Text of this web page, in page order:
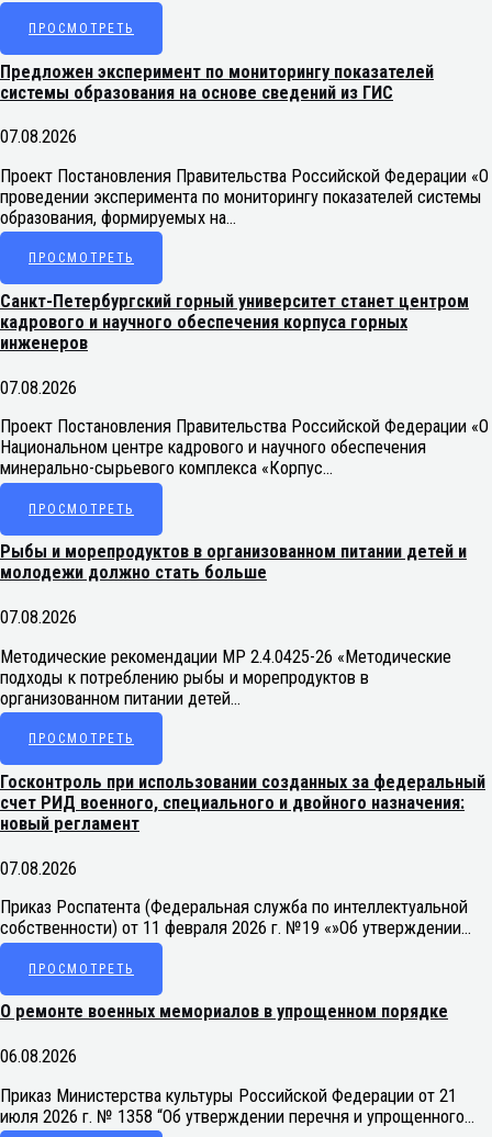
ПРОСМОТРЕТЬ
Предложен эксперимент по мониторингу показателей
системы образования на основе сведений из ГИС
07.08.2026
Проект Постановления Правительства Российской Федерации «О
проведении эксперимента по мониторингу показателей системы
образования, формируемых на…
ПРОСМОТРЕТЬ
Санкт-Петербургский горный университет станет центром
кадрового и научного обеспечения корпуса горных
инженеров
07.08.2026
Проект Постановления Правительства Российской Федерации «О
Национальном центре кадрового и научного обеспечения
минерально-сырьевого комплекса «Корпус…
ПРОСМОТРЕТЬ
Рыбы и морепродуктов в организованном питании детей и
молодежи должно стать больше
07.08.2026
Методические рекомендации МР 2.4.0425-26 «Методические
подходы к потреблению рыбы и морепродуктов в
организованном питании детей…
ПРОСМОТРЕТЬ
Госконтроль при использовании созданных за федеральный
счет РИД военного, специального и двойного назначения:
новый регламент
07.08.2026
Приказ Роспатента (Федеральная служба по интеллектуальной
собственности) от 11 февраля 2026 г. №19 «»Об утверждении…
ПРОСМОТРЕТЬ
О ремонте военных мемориалов в упрощенном порядке
06.08.2026
Приказ Министерства культуры Российской Федерации от 21
июля 2026 г. № 1358 “Об утверждении перечня и упрощенного…